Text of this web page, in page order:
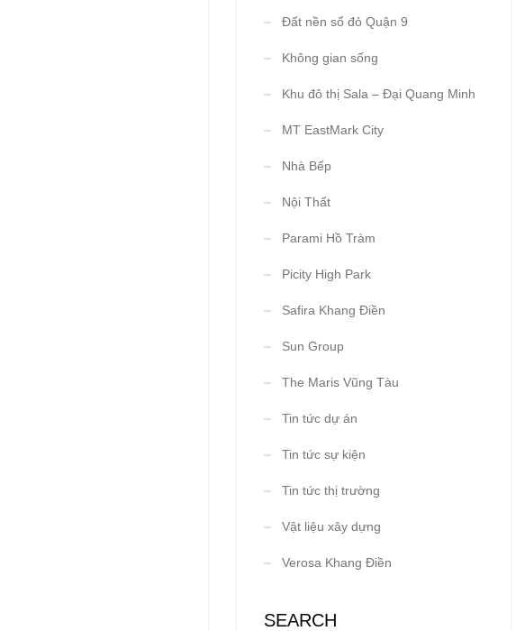
Đất nền sổ đỏ Quận 9
Không gian sống
Khu đô thị Sala – Đại Quang Minh
MT EastMark City
Nhà Bếp
Nội Thất
Parami Hồ Tràm
Picity High Park
Safira Khang Điền
Sun Group
The Maris Vũng Tàu
Tin tức dự án
Tin tức sự kiện
Tin tức thị trường
Vật liệu xây dựng
Verosa Khang Điền
SEARCH